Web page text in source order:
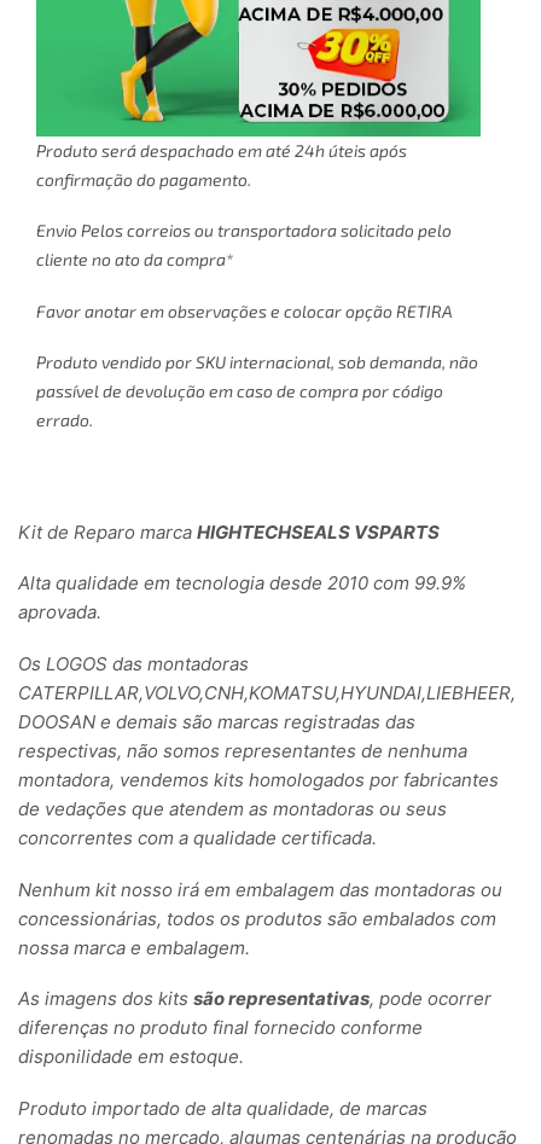
Produto será despachado em até 24h úteis após
confirmação do pagamento.
Envio Pelos correios ou transportadora solicitado pelo
cliente no ato da compra*
Favor anotar em observações e colocar opção RETIRA
Produto vendido por SKU internacional, sob demanda, não
passível de devolução em caso de compra por código
errado.
Kit de Reparo marca HIGHTECHSEALS VSPARTS
Alta qualidade em tecnologia desde 2010 com 99.9%
aprovada.
Os LOGOS das montadoras
CATERPILLAR,VOLVO,CNH,KOMATSU,HYUNDAI,LIEBHEER,
DOOSAN e demais são marcas registradas das
respectivas, não somos representantes de nenhuma
montadora, vendemos kits homologados por fabricantes
de vedações que atendem as montadoras ou seus
concorrentes com a qualidade certificada.
Nenhum kit nosso irá em embalagem das montadoras ou
concessionárias, todos os produtos são embalados com
nossa marca e embalagem.
As imagens dos kits são representativas, pode ocorrer
diferenças no produto final fornecido conforme
disponilidade em estoque.
Produto importado de alta qualidade, de marcas
renomadas no mercado, algumas centenárias na produção